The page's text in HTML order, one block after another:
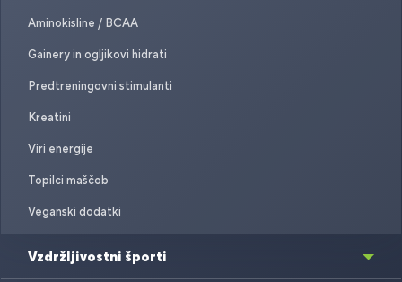
Aminokisline / BCAA
Gainery in ogljikovi hidrati
Predtreningovni stimulanti
Kreatini
Viri energije
Topilci maščob
Veganski dodatki
Vzdržljivostni športi